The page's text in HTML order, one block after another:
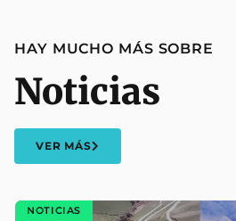
HAY MUCHO MÁS SOBRE
Noticias
VER MÁS
NOTICIAS